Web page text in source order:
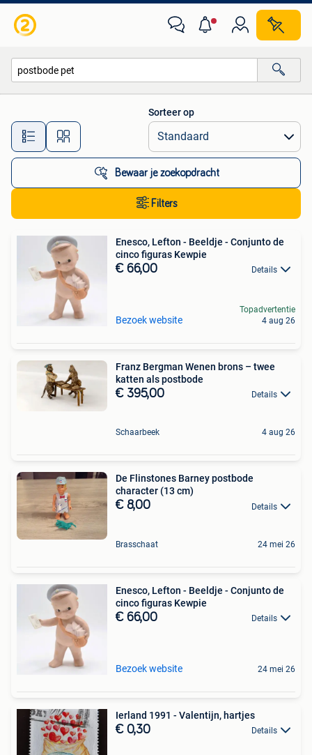
Alle afstanden…
Sorteer op
Bewaar je zoekopdracht
Filters
Enesco, Lefton - Beeldje - Conjunto de
cinco figuras Kewpie
€ 66,00 Details
Bezoek website
Topadvertentie
4 aug 26
Franz Bergman Wenen brons – twee
katten als postbode
€ 395,00 Details
Schaarbeek 4 aug 26
De Flinstones Barney postbode
character (13 cm)
€ 8,00 Details
Brasschaat 24 mei 26
Enesco, Lefton - Beeldje - Conjunto de
cinco figuras Kewpie
€ 66,00 Details
Bezoek website 24 mei 26
Ierland 1991 - Valentijn, hartjes
€ 0,30 Details